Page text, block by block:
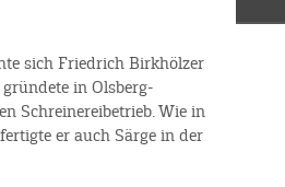
sich Friedrich Birkhölzer
in Olsberg-
Schreinereibetrieb. Wie in
er auch Särge in der